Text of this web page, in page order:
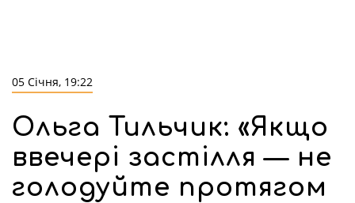
05 Січня, 19:22
Ольга Тильчик: «Якщо
ввечері застілля — не
голодуйте протягом